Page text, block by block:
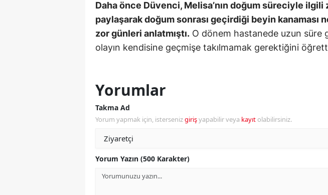
Yozgat
Zonguldak
Kırıkkale
Daha önce Düvenci, Melisa’nın doğum süreciyle ilgili
paylaşarak doğum sonrası geçirdiği beyin kanaması
zor günleri anlatmıştı. O dönem hastanede uzun süre
olayın kendisine geçmişe takılmamak gerektiğini
Yorumlar
Takma Ad
Yorum yapmak için, istersenizgirişyapabilir veya kayıt olabilirsiniz.
Yorum Yazın (500 Karakter)